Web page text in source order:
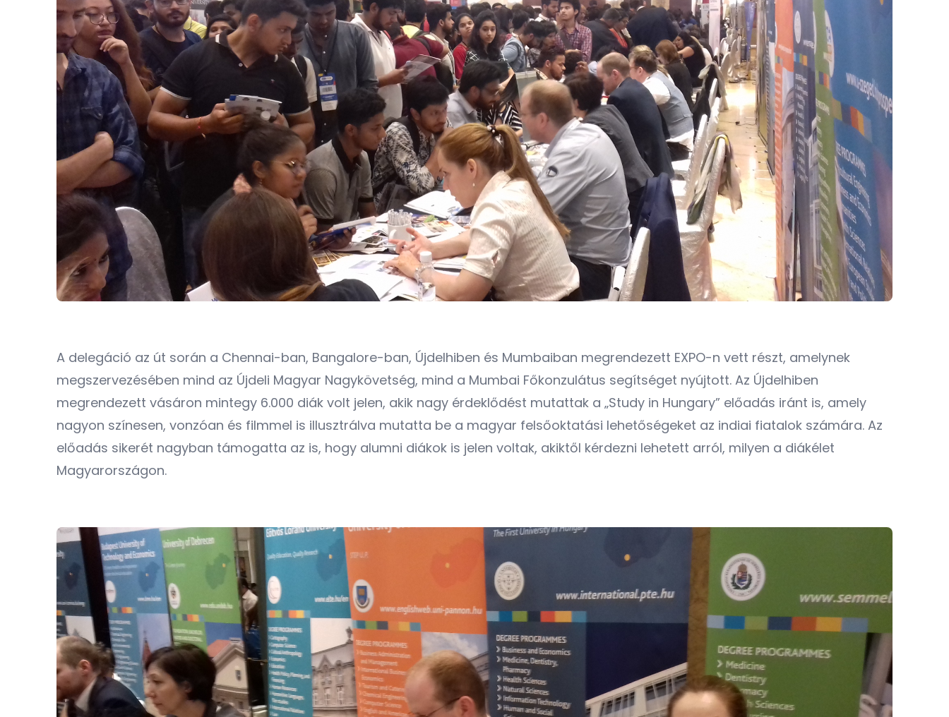
A delegáció az út során a Chennai-ban, Bangalore-ban, Újdelhiben és Mumbaiban megrendezett EXPO-n vett részt, amelynek
megszervezésében mind az Újdeli Magyar Nagykövetség, mind a Mumbai Főkonzulátus segítséget nyújtott. Az Újdelhiben
megrendezett vásáron mintegy 6.000 diák volt jelen, akik nagy érdeklődést mutattak a „Study in Hungary” előadás iránt is, amely
nagyon színesen, vonzóan és filmmel is illusztrálva mutatta be a magyar felsőoktatási lehetőségeket az indiai fiatalok számára. Az
előadás sikerét nagyban támogatta az is, hogy alumni diákok is jelen voltak, akiktől kérdezni lehetett arról, milyen a diákélet
Magyarországon.